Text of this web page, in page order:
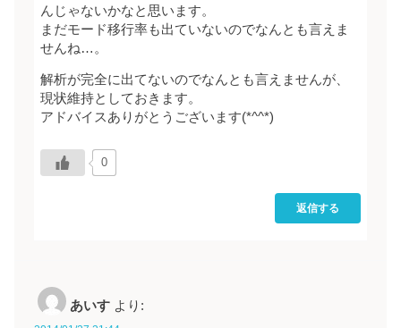
んじゃないかなと思います。
まだモード移行率も出ていないのでなんとも言えま
せんね…。
解析が完全に出てないのでなんとも言えませんが、
現状維持としておきます。
アドバイスありがとうございます(*^^*)
0
返信する
あいす より: